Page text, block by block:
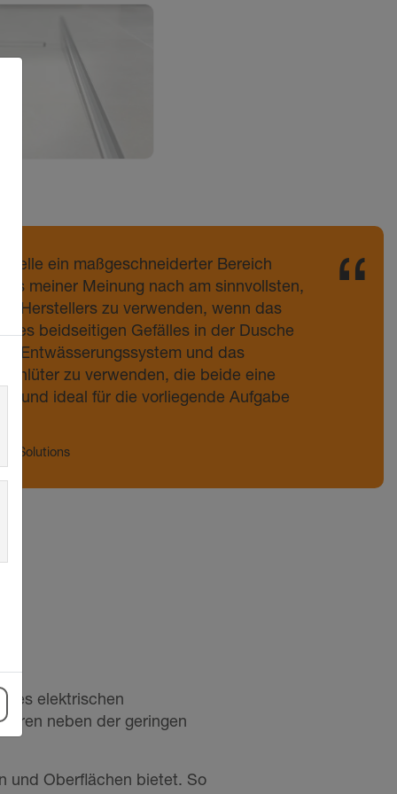
ein maßgeschneiderter Bereich
es meiner Meinung nach am sinnvollsten,
Herstellers zu verwenden, wenn das
des beidseitigen Gefälles in der Dusche
Entwässerungssystem und das
zu verwenden, die beide eine
und ideal für die vorliegende Aufgabe
Solutions
des elektrischen
neben der geringen
und Oberflächen bietet. So